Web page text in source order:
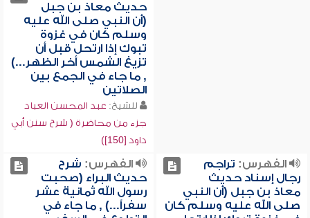
حديث معاذ بن جبل
(أن النبي صلى الله عليه
وسلم كان في غزوة
تبوك إذا ارتحل قبل أن
تزيغ الشمس أخر الظهر...)
, ما جاء في الجمع بين
الصلاتين
للشيخ: عبد المحسن العباد
جزء من محاضرة ( شرح سنن أبي
داود [150])
الفهرس: تراجم
رجال إسناد حديث
معاذ بن جبل (أن النبي
صلى الله عليه وسلم كان
الفهرس: شرح
حديث البراء (صحبت
رسول الله ثمانية عشر
سفراً...) , ما جاء في